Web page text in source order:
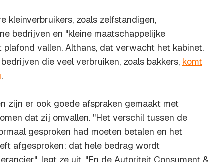
kleinverbruikers, zoals zelfstandigen,
bedrijven en "kleine maatschappelijke
vallen. Althans, dat verwacht het kabinet.
die veel verbruiken, zoals bakkers, komt
.
zijn er ook goede afspraken gemaakt met
dat zij omvallen. "Het verschil tussen de
gesproken had moeten betalen en het
afgesproken: dat hele bedrag wordt